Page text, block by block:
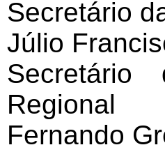
Secretário
Júlio
Secretário
Regional
Fernando